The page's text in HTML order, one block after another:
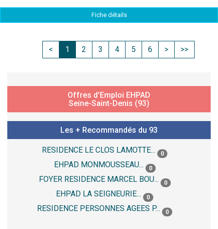
Fiche détails
< 1 2 3 4 5 6 > >>
Offres d'Emploi EHPAD
Seine-Saint-Denis (93)
Les + Recommandés du 93
RESIDENCE LE CLOS LAMOTTE... 0
EHPAD MONMOUSSEAU... 0
FOYER RESIDENCE MARCEL BOU... 0
EHPAD LA SEIGNEURIE... 0
RESIDENCE PERSONNES AGEES P... 0